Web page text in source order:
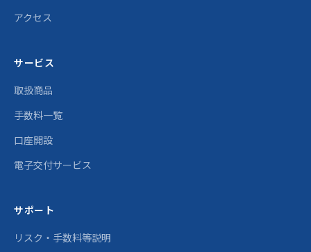
アクセス
サービス
取扱商品
手数料一覧
口座開設
電子交付サービス
サポート
リスク・手数料等説明